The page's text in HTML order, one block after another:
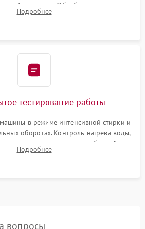
хомутами. Обработка стыков
возможных протечек воды.
Подробнее
тестирование работы
в режиме интенсивной стирки и
оборотах. Контроль нагрева воды,
отсутствия излишних вибраций,
стуков и протечек под корпусом.
Подробнее
вопросы